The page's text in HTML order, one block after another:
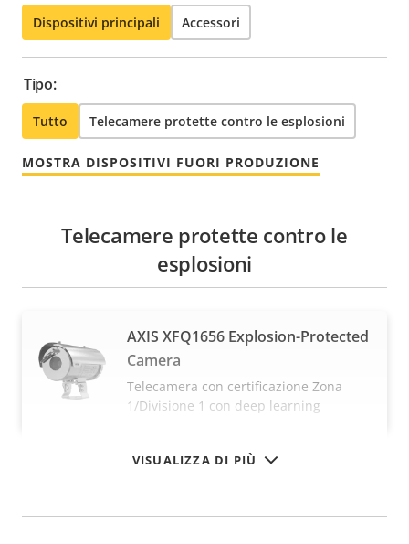
Dispositivi principali Accessori
Tipo:
Tutto Telecamere protette contro le esplosioni
MOSTRA DISPOSITIVI FUORI PRODUZIONE
VISUALIZZA DI PIÙ
Telecamere protette contro le
esplosioni
AXIS XFQ1656 Explosion-Protected
Camera
Telecamera con certificazione Zona
1/Divisione 1 con deep learning